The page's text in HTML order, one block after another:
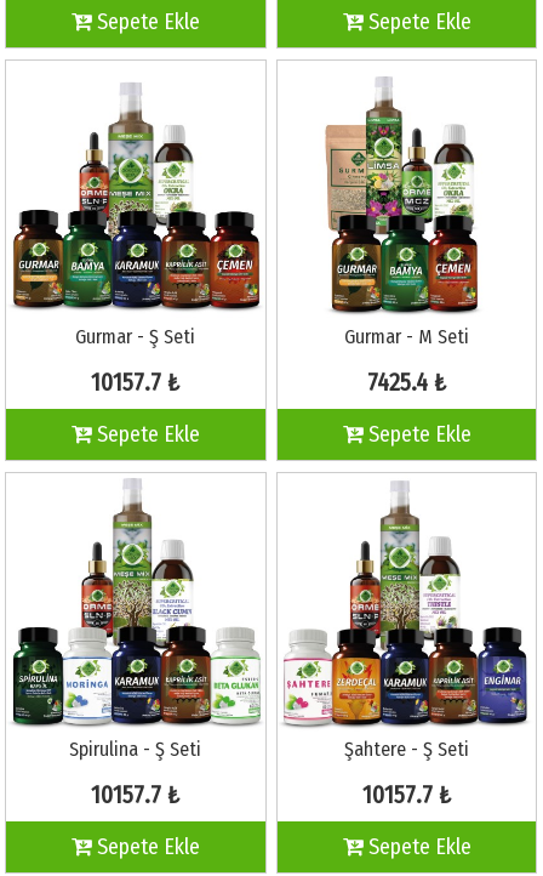
Sepete Ekle Sepete Ekle
Gurmar - Ş Seti
10157.7 ₺
Sepete Ekle
Gurmar - M Seti
7425.4 ₺
Sepete Ekle
Spirulina - Ş Seti
10157.7 ₺
Sepete Ekle
Şahtere - Ş Seti
10157.7 ₺
Sepete Ekle